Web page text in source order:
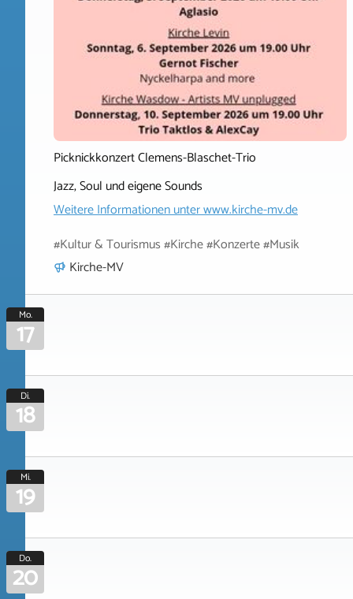
Picknickkonzert Clemens-Blaschet-Trio
Jazz, Soul und eigene Sounds
Weitere Informationen unterwww.kirche-mv.de
#Kultur & Tourismus #Kirche #Konzerte #Musik
Kirche-MV
Mo.
17
Di.
18
Mi.
19
Do.
20